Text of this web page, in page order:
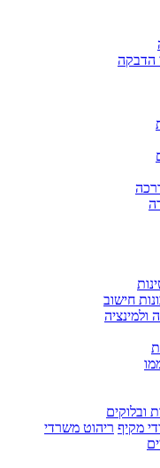
הדבקה
חישוב
ולמינציה
ובלוקים
מקיף ריהוט משרדי